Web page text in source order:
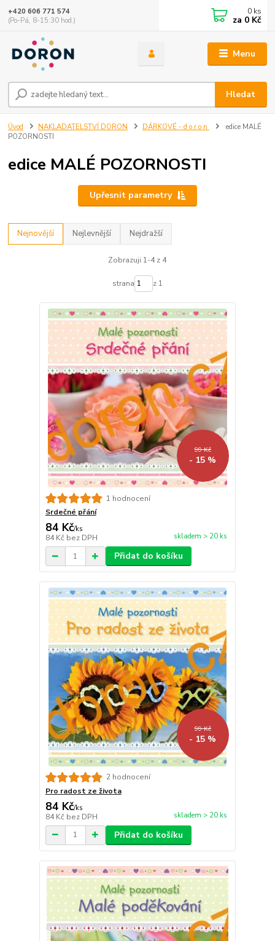
Menu
Hledat
+420 606 771 574
(Po-Pá, 8-15:30 hod.)
0 ks
za 0 Kč
Úvod NAKLADATELSTVÍ DORON DÁRKOVÉ - d o r o n
edice MALÉ
POZORNOSTI
edice MALÉ POZORNOSTI
Upřesnit parametry
Nejnovější Nejlevnější Nejdražší
Zobrazuji 1-4 z 4
strana z 1
99 Kč
- 15 %
1 hodnocení
Srdečné přání
84 Kč/ks
84 Kč bez DPH skladem > 20 ks
Přidat do košíku
99 Kč
- 15 %
2 hodnocení
Pro radost ze života
84 Kč/ks
84 Kč bez DPH skladem > 20 ks
Přidat do košíku